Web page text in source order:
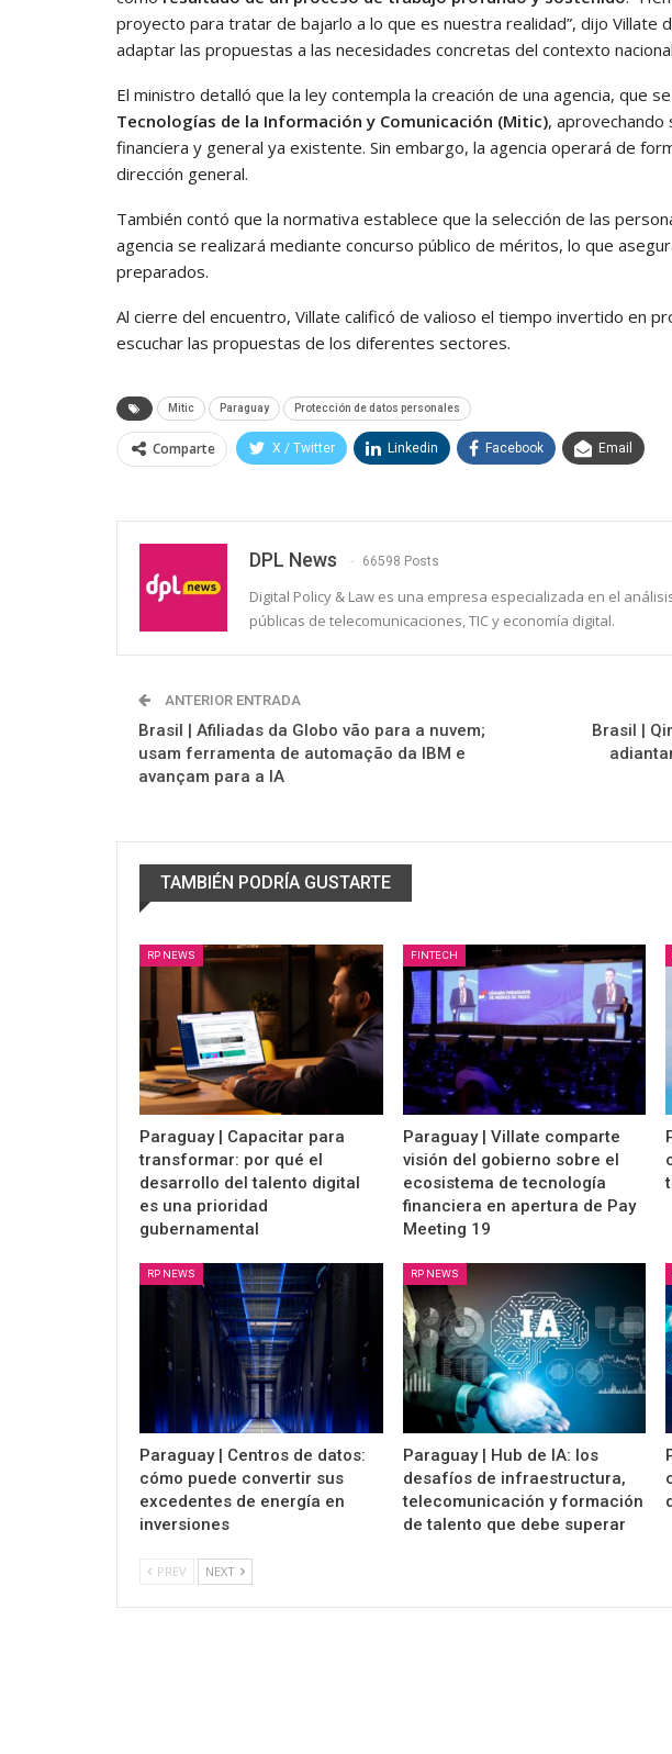
proyecto para tratar de bajarlo a lo que es nuestra realidad”, dijo Villate
adaptar las propuestas a las necesidades concretas del contexto
El ministro detalló que la ley contempla la creación de una agencia, que
Tecnologías de la Información y Comunicación (Mitic),
financiera y general ya existente. Sin embargo, la agencia operará de
dirección general.
También contó que la normativa establece que la selección de las
agencia se realizará mediante concurso público de méritos, lo que
preparados.
Al cierre del encuentro, Villate calificó de valioso el tiempo invertido en
escuchar las propuestas de los diferentes sectores.
Mitic Paraguay Protección de datos personales
Comparte X / Twitter Linkedin Facebook Email
DPL News 66598 Posts
Digital Policy & Law es una empresa especializada en el
públicas de telecomunicaciones, TIC y economía digital.
ANTERIOR ENTRADA
Brasil | Afiliadas da Globo vão para a nuvem;
usam ferramenta de automação da IBM e
avançam para a IA
Brasil |
TAMBIÉN PODRÍA GUSTARTE
RP NEWS
Paraguay | Capacitar para
transformar: por qué el
desarrollo del talento digital
es una prioridad
gubernamental
FINTECH
Paraguay | Villate comparte
visión del gobierno sobre el
ecosistema de tecnología
financiera en apertura de Pay
Meeting 19
RP NEWS
Paraguay | Centros de datos:
cómo puede convertir sus
excedentes de energía en
inversiones
RP NEWS
Paraguay | Hub de IA: los
desafíos de infraestructura,
telecomunicación y formación
de talento que debe superar
PREV NEXT